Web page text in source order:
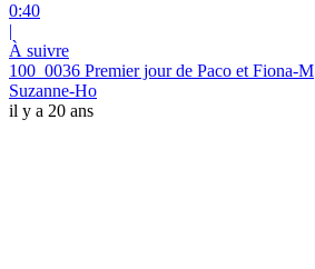
0:40
|
À suivre
100_0036 Premier jour de Paco et Fiona-M
Suzanne-Ho
il y a 20 ans